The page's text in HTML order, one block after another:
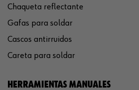
Chaqueta reflectante
Gafas para soldar
Cascos antirruidos
Careta para soldar
HERRAMIENTAS MANUALES